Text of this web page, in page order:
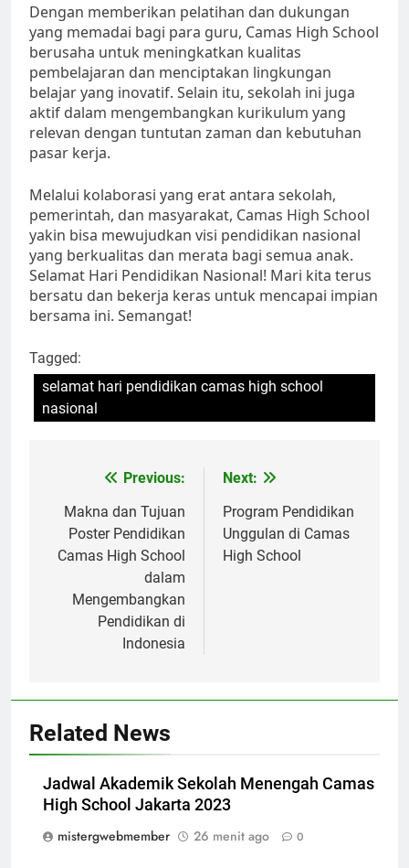
Dengan memberikan pelatihan dan dukungan
yang memadai bagi para guru, Camas High School
berusaha untuk meningkatkan kualitas
pembelajaran dan menciptakan lingkungan
belajar yang inovatif. Selain itu, sekolah ini juga
aktif dalam mengembangkan kurikulum yang
relevan dengan tuntutan zaman dan kebutuhan
pasar kerja.
Melalui kolaborasi yang erat antara sekolah,
pemerintah, dan masyarakat, Camas High School
yakin bisa mewujudkan visi pendidikan nasional
yang berkualitas dan merata bagi semua anak.
Selamat Hari Pendidikan Nasional! Mari kita terus
bersatu dan bekerja keras untuk mencapai impian
bersama ini. Semangat!
Tagged:
selamat hari pendidikan camas high school
nasional
Navigasi
pos
Previous:
Makna dan Tujuan
Poster Pendidikan
Camas High School
dalam
Mengembangkan
Pendidikan di
Indonesia
Next:
Program Pendidikan
Unggulan di Camas
High School
Related News
Jadwal Akademik Sekolah Menengah Camas
High School Jakarta 2023
mistergwebmember
26 menit ago 0